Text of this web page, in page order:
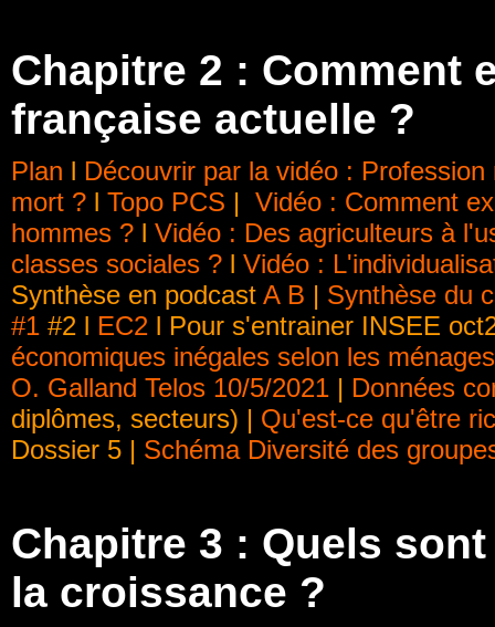
Chapitre 2 : Comment
française actuelle ?
Plan l Découvrir par la vidéo : Profession
mort ? l Topo PCS | Vidéo : Comment
hommes ? l Vidéo : Des agriculteurs à
classes sociales ? l Vidéo :
Synthèse en podcast A B | Synthèse du
#1 #2 l EC2 l Pour s'entrainer INSEE
économiques inégales selon les
O. Galland Telos 10/5/2021 | Données
diplômes, secteurs) | Qu'est-ce qu'être
Dossier 5 | Schéma Diversité des
Chapitre 3 : Quels
la croissance ?